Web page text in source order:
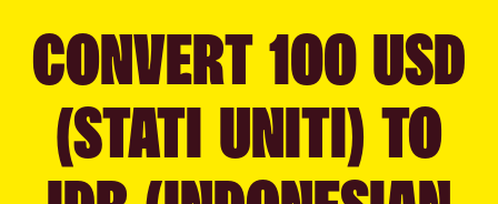
CONVERT 100 USD
(STATI UNITI) TO